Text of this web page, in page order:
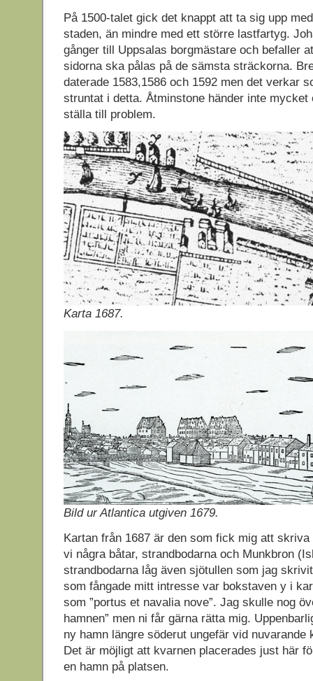
På 1500-talet gick det knappt att ta sig upp
staden, än mindre med ett större lastfartyg.
gånger till Uppsalas borgmästare och befaller
sidorna ska pålas på de sämsta sträckorna.
daterade 1583,1586 och 1592 men det verkar
struntat i detta. Åtminstone händer inte mycket
ställa till problem.
Karta 1687.
Bild ur Atlantica utgiven 1679.
Kartan från 1687 är den som fick mig att
vi några båtar, strandbodarna och Munkbron
strandbodarna låg även sjötullen som jag
som fångade mitt intresse var bokstaven y i
som ”portus et navalia nove”. Jag skulle nog
hamnen” men ni får gärna rätta mig.
ny hamn längre söderut ungefär vid nuvarande
Det är möjligt att kvarnen placerades just här
en hamn på platsen.